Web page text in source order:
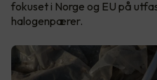
fokuset i Norge og EU på
halogenpærer.